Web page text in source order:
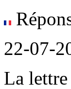
22-07-
La